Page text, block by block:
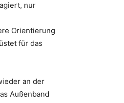
nur
Orientierung
für das
an der
Außenband